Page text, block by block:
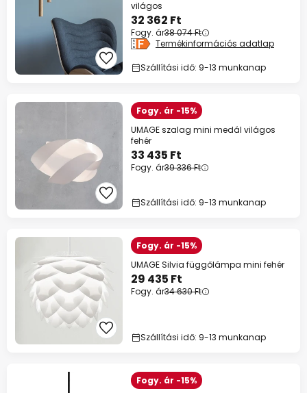
világos
32 362 Ft
Fogy. ár38 074 Ft
Termékinformációs adatlap
Szállítási idő: 9-13 munkanap
Fogy. ár -15%
UMAGE szalag mini medál világos
fehér
33 435 Ft
Fogy. ár39 336 Ft
Szállítási idő: 9-13 munkanap
Fogy. ár -15%
UMAGE Silvia függőlámpa mini fehér
29 435 Ft
Fogy. ár34 630 Ft
Szállítási idő: 9-13 munkanap
Fogy. ár -15%